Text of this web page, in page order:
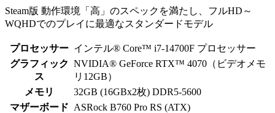
Steam版 動作環境「高」のスペックを満たし、フルHD～
WQHDでのプレイに最適なスタンダードモデル
プロセッサー インテル® Core™ i7-14700F プロセッサー
グラフィック
ス
NVIDIA® GeForce RTX™ 4070（ビデオメモ
リ12GB）
メモリ
32GB (16GBx2枚) DDR5-5600
マザーボード ASRock B760 Pro RS (ATX)